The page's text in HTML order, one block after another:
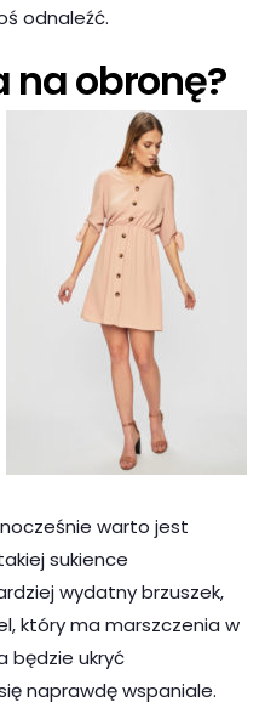
odnaleźć.
na obronę?
warto jest
sukience
wydatny brzuszek,
który ma marszczenia w
będzie ukryć
naprawdę wspaniale.